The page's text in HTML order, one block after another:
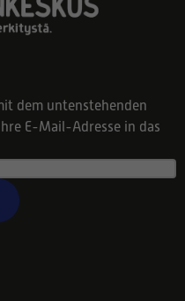
dem untenstehenden
E-Mail-Adresse in das